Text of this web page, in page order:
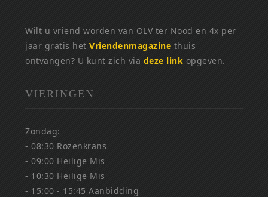
Wilt u vriend worden van OLV ter Nood en 4x per
jaar gratis hetVriendenmagazine thuis
ontvangen? U kunt zich via deze link opgeven.
VIERINGEN
Zondag:
- 08:30 Rozenkrans
- 09:00 Heilige Mis
- 10:30 Heilige Mis
- 15:00 - 15:45 Aanbidding